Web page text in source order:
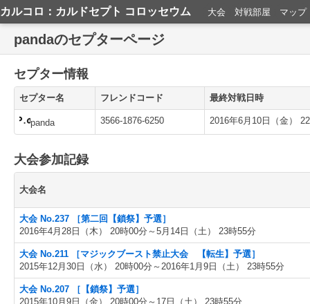
カルコロ：カルドセプト コロッセウム 大会 対戦部屋 マップ
pandaのセプターページ
セプター情報
セプター名 フレンドコード 最終対戦日時
panda 3566-1876-6250 2016年6月10日（金）
大会参加記録
大会名
大会 No.237 ［第二回【鎖祭】予選］
2016年4月28日（木） 20時00分～5月14日（土） 23時55分
大会 No.211 ［マジックブースト禁止大会 【転生】予選］
2015年12月30日（水） 20時00分～2016年1月9日（土） 23時55分
大会 No.207 ［【鎖祭】予選］
2015年10月9日（金） 20時00分～17日（土） 23時55分